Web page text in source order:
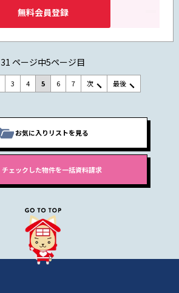
無料会員登録
31 ページ中5ページ目
3 4 5 6 7 次 最後
お気に入りリストを見る